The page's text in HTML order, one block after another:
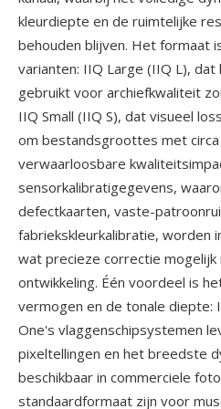
kleurdiepte en de ruimtelijke
behouden blijven. Het formaat
varianten: IIQ Large (IIQ L),
gebruikt voor archiefkwaliteit
IIQ Small (IIQ S), dat visueel
om bestandsgroottes met
verwaarloosbare
sensorkalibratigegevens,
defectkaarten, vaste-
fabriekskleurkalibratie, worden
wat precieze correctie mogelijk
ontwikkeling. Één voordeel is
vermogen en de tonale diepte:
One's vlaggenschipsystemen
pixeltellingen en het breedste
beschikbaar in commerciele
standaardformaat zijn voor